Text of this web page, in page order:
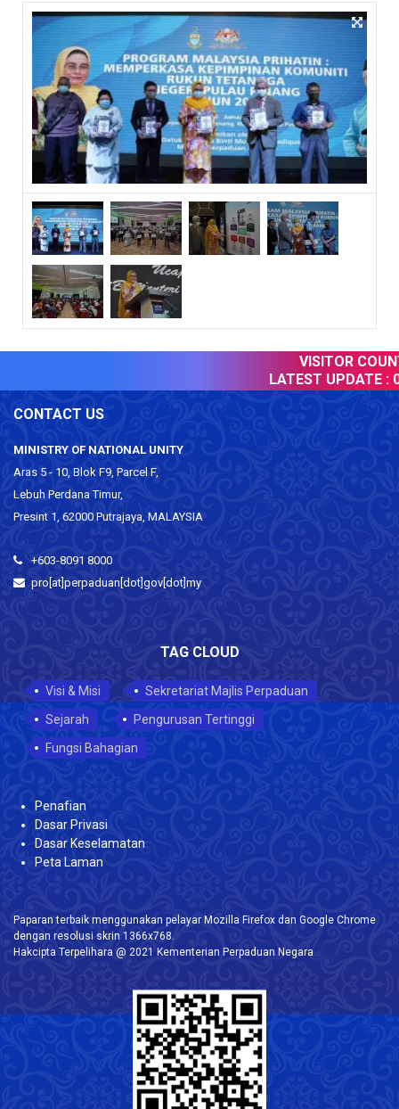
VISITOR
LATEST UPDATE :
CONTACT US
MINISTRY OF NATIONAL UNITY
Aras 5 - 10, Blok F9, Parcel F,
Lebuh Perdana Timur,
Presint 1, 62000 Putrajaya, MALAYSIA
+603-8091 8000
pro[at]perpaduan[dot]gov[dot]my
TAG CLOUD
Visi & Misi
Sekretariat Majlis Perpaduan
Sejarah
Pengurusan Tertinggi
Fungsi Bahagian
Penafian
Dasar Privasi
Dasar Keselamatan
Peta Laman
Paparan terbaik menggunakan pelayar Mozilla Firefox dan Google Chrome
dengan resolusi skrin 1366x768.
Hakcipta Terpelihara @ 2021 Kementerian Perpaduan Negara